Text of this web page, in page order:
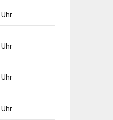
Uhr
Uhr
Uhr
Uhr